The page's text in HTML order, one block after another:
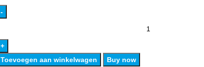
Toevoegen aan winkelwagen Buy now